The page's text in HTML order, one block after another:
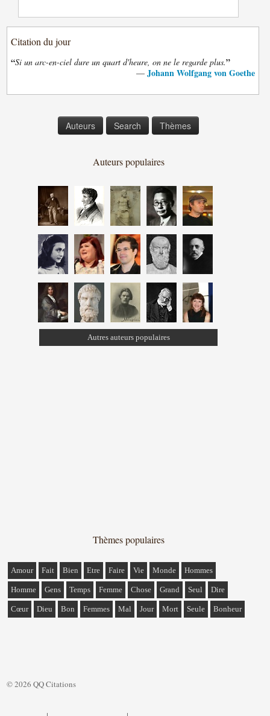
Citation du jour
“Si un arc-en-ciel dure un quart d'heure, on ne le regarde plus.”
— Johann Wolfgang von Goethe
Auteurs Search Thèmes
Auteurs populaires
Autres auteurs populaires
Thèmes populaires
Amour Fait Bien Etre Faire Vie Monde Hommes
Homme Gens Temps Femme Chose Grand Seul Dire
Cœur Dieu Bon Femmes Mal Jour Mort Seule Bonheur
© 2026 QQ Citations